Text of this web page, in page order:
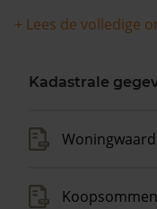
+ Lees de volledige
Kadastrale